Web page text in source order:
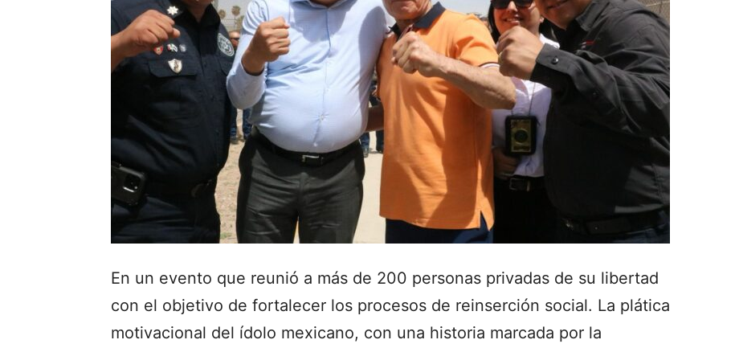
En un evento que reunió a más de 200 personas privadas de su libertad
con el objetivo de fortalecer los procesos de reinserción social. La plática
motivacional del ídolo mexicano, con una historia marcada por la